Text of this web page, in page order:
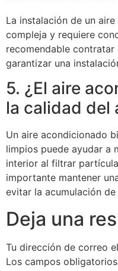
La instalación de un
compleja y requiere
recomendable
garantizar una
5. ¿El aire
la calidad del
Un aire acondicionado
limpios puede ayudar a
interior al filtrar
importante mantener
evitar la acumulación
Deja una
Tu dirección de correo
Los campos